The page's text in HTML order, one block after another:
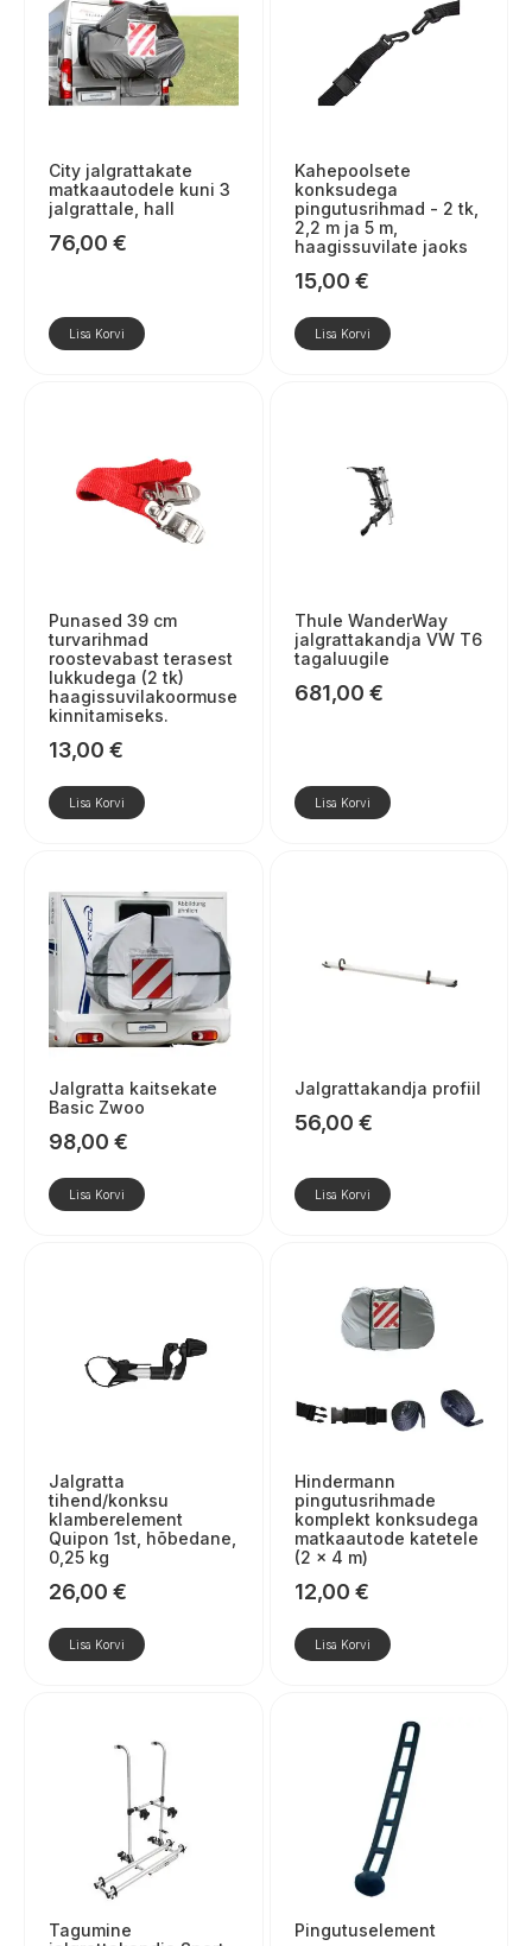
City jalgrattakate
matkaautodele kuni 3
jalgrattale, hall
76,00 €
Lisa Korvi
Kahepoolsete
konksudega
pingutusrihmad - 2 tk,
2,2 m ja 5 m,
haagissuvilate jaoks
15,00 €
Lisa Korvi
Punased 39 cm
turvarihmad
roostevabast terasest
lukkudega (2 tk)
haagissuvilakoormuse
kinnitamiseks.
13,00 €
Lisa Korvi
Thule WanderWay
jalgrattakandja VW T6
tagaluugile
681,00 €
Lisa Korvi
Jalgratta kaitsekate
Basic Zwoo
98,00 €
Lisa Korvi
Jalgrattakandja profiil
56,00 €
Lisa Korvi
Jalgratta
tihend/konksu
klamberelement
Quipon 1st, hõbedane,
0,25 kg
26,00 €
Lisa Korvi
Hindermann
pingutusrihmade
komplekt konksudega
matkaautode katetele
(2 × 4 m)
12,00 €
Lisa Korvi
Tagumine
Pingutuselement